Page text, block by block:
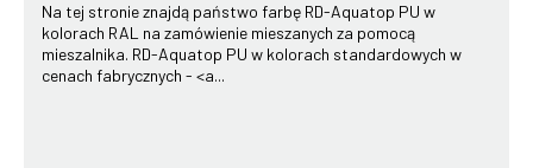
Na tej stronie znajdą państwo farbę RD-Aquatop PU w
kolorach RAL na zamówienie mieszanych za pomocą
mieszalnika. RD-Aquatop PU w kolorach standardowych w
cenach fabrycznych - <a...